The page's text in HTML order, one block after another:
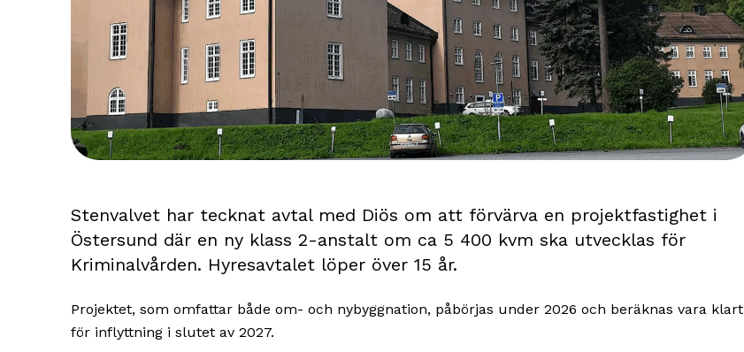
Stenvalvet har tecknat avtal med Diös om att förvärva en projektfastighet i
Östersund där en ny klass 2-anstalt om ca 5 400 kvm ska utvecklas för
Kriminalvården. Hyresavtalet löper över 15 år.
Projektet, som omfattar både om- och nybyggnation, påbörjas under 2026 och beräknas vara klart
för inflyttning i slutet av 2027.